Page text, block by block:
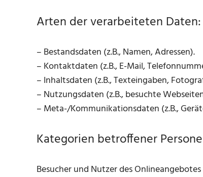
Arten der verarbeiteten Daten:
– Bestandsdaten (z.B., Namen, Adressen).
– Kontaktdaten (z.B., E-Mail,
– Inhaltsdaten (z.B., Texteingaben,
– Nutzungsdaten (z.B., besuchte
– Meta-/Kommunikationsdaten (z.B.,
Kategorien betroffener
Besucher und Nutzer des